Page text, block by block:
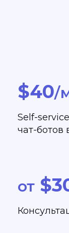
$40/
Self-
чат-ботов
от